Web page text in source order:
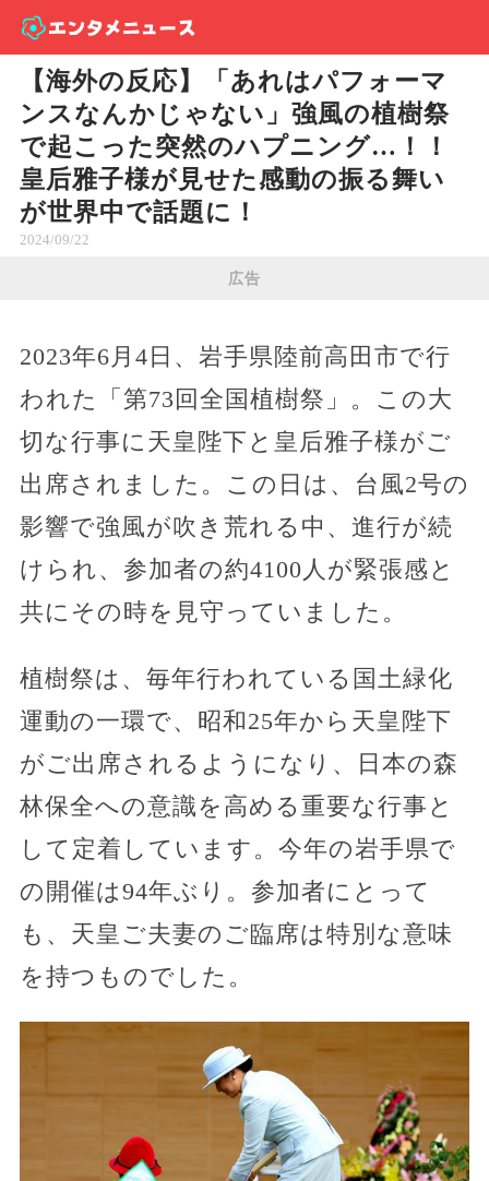
【海外の反応】「あれはパフォーマ
ンスなんかじゃない」強風の植樹祭
で起こった突然のハプニング…！！
皇后雅子様が見せた感動の振る舞い
が世界中で話題に！
2024/09/22
広告
2023年6月4日、岩手県陸前高田市で行
われた「第73回全国植樹祭」。この大
切な行事に天皇陛下と皇后雅子様がご
出席されました。この日は、台風2号の
影響で強風が吹き荒れる中、進行が続
けられ、参加者の約4100人が緊張感と
共にその時を見守っていました。
植樹祭は、毎年行われている国土緑化
運動の一環で、昭和25年から天皇陛下
がご出席されるようになり、日本の森
林保全への意識を高める重要な行事と
して定着しています。今年の岩手県で
の開催は94年ぶり。参加者にとって
も、天皇ご夫妻のご臨席は特別な意味
を持つものでした。